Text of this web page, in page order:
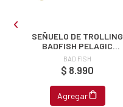
SEÑUELO DE TROLLING
BADFISH PELAGIC
125MM 19G
BAD FISH
$ 8.990
Agregar